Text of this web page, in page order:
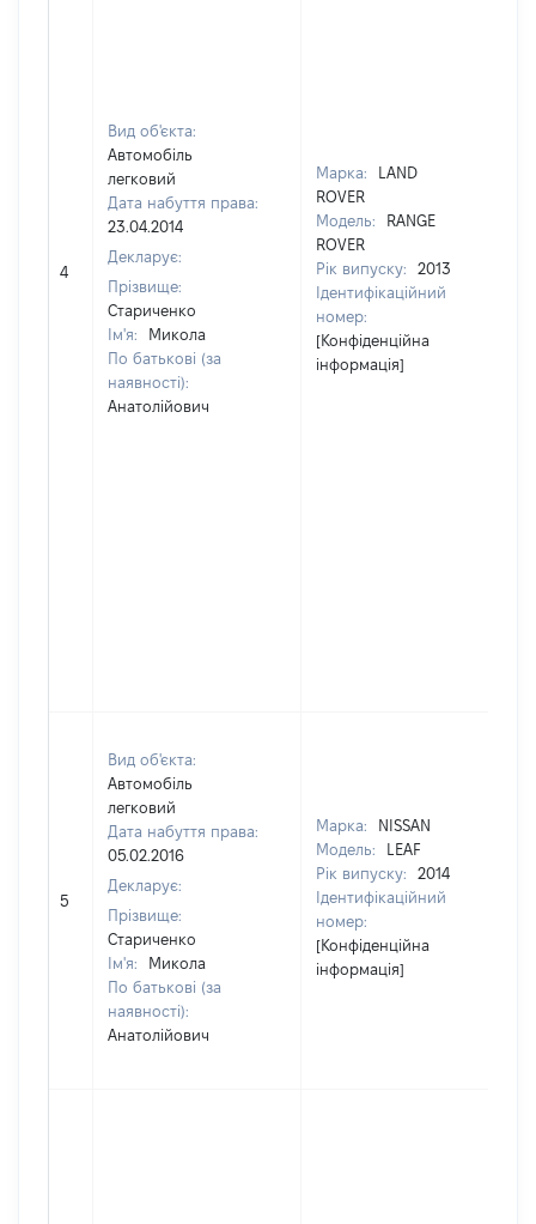
4
Вид об'єкта:
Автомобіль
легковий
Дата набуття права:
23.04.2014
Декларує:
Прізвище:
Стариченко
Ім'я:
Микола
По батькові (за
наявності):
Анатолійович
Марка:
LAND
ROVER
Модель:
RANGE
ROVER
Рік випуску:
2013
Ідентифікаційний
номер:
[Конфіденційна
інформація]
5
Вид об'єкта:
Автомобіль
легковий
Дата набуття права:
05.02.2016
Декларує:
Прізвище:
Стариченко
Ім'я:
Микола
По батькові (за
наявності):
Анатолійович
Марка:
NISSAN
Модель:
LEAF
Рік випуску:
2014
Ідентифікаційний
номер:
[Конфіденційна
інформація]